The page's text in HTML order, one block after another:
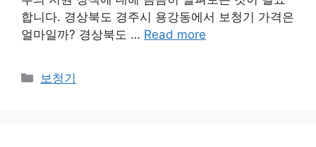
합니다. 경상북도 경주시 용강동에서 보청기 가격은
얼마일까? 경상북도 … Read more
카
보청기